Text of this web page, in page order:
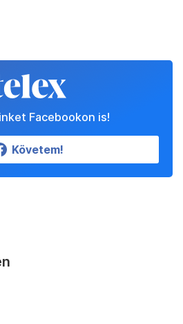
Facebookon is!
Követem!